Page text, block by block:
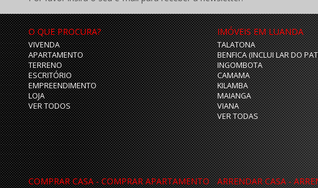
O QUE PROCURA?
VIVENDA
APARTAMENTO
TERRENO
ESCRITÓRIO
EMPREENDIMENTO
LOJA
VER TODOS
IMÓVEIS EM LUANDA
TALATONA
BENFICA (INCLUI LAR DO
INGOMBOTA
CAMAMA
KILAMBA
MAIANGA
VIANA
VER TODAS
COMPRAR CASA - COMPRAR APARTAMENTO ARRENDAR CASA -